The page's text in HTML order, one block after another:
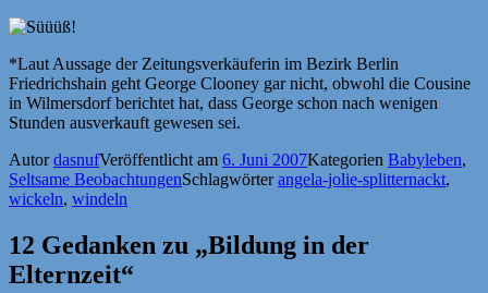
*Laut Aussage der Zeitungsverkäuferin im Bezirk Berlin
Friedrichshain geht George Clooney gar nicht, obwohl die Cousine
in Wilmersdorf berichtet hat, dass George schon nach wenigen
Stunden ausverkauft gewesen sei.
AutordasnufVeröffentlicht am 6. Juni 2007Kategorien Babyleben,
Seltsame BeobachtungenSchlagwörterangela-jolie-splitternackt,
wickeln, windeln
12 Gedanken zu „Bildung in der
Elternzeit“